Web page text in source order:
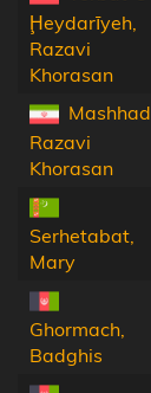
Ḩeydarīyeh,
Razavi
Khorasan
Mashhad,
Razavi
Khorasan
Serhetabat,
Mary
Ghormach,
Badghis